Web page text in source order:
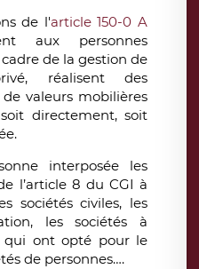
de l'article 150-0 A
aux personnes
de la gestion de
réalisent des
valeurs mobilières
directement, soit
interposée les
l’article 8 du CGI à
sociétés civiles, les
les sociétés à
qui ont opté pour le
de personnes….